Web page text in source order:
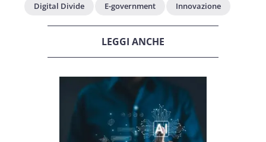
Digital Divide E-government Innovazione
LEGGI ANCHE